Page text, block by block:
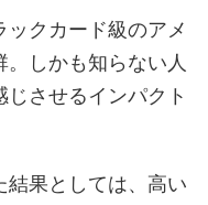
クカード級のアメ
。しかも知らない人
させるインパクト
結果としては、高い